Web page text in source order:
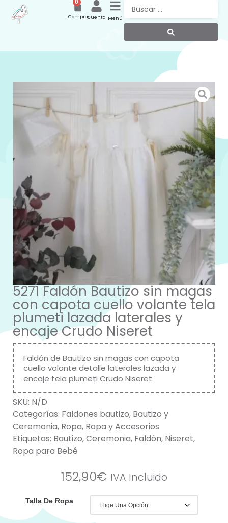
Menú
Cuenta
0
Compras
5271 Faldón Bautizo sin magas
con capota cuello volante tela
plumeti lazada laterales y
encaje Crudo Niseret
Faldón de Bautizo sin magas con capota
cuello volante detalle laterales lazada y
encaje tela plumeti Crudo Niseret.
SKU: N/D
Categorías: Faldones bautizo, Bautizo y
Ceremonia, Ropa, Ropa y Accesorios
Etiquetas: Bautizo,Ceremonia, Faldón, Niseret,
Ropa para Bebé
152,90€ IVA Incluido
Talla De Ropa